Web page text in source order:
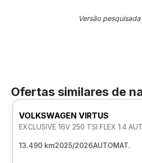
Versão pesquisada
Ofertas similares de
VOLKSWAGEN VIRTUS
13.490 km2025/2026AUTOMAT.